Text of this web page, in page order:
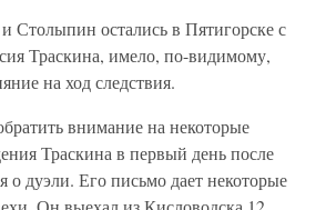
Столыпин остались в Пятигорске с
Траскина, имело, по-видимому,
на ход следствия.
внимание на некоторые
Траскина в первый день после
о дуэли. Его письмо дает некоторые